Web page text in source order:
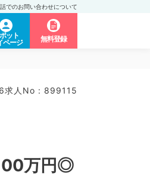
でのお問い合わせについて
ット
ページ
無料登録
求人No : 899115
万円◎